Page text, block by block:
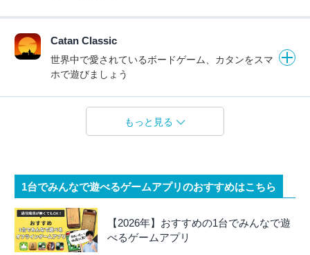
Catan Classic
世界中で愛されているボードゲーム、カタンをスマ
ホで遊びましょう
もっと見る
1台でみんなで遊べるゲームアプリのおすすめはこちら
【2026年】おすすめの1台でみんなで遊
べるゲームアプリ